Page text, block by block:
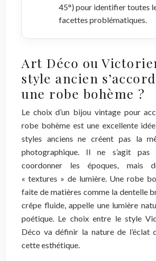
45°) pour identifier toutes
facettes problématiques.
Art Déco ou
style ancien
une robe bohème ?
Le choix d’un bijou vintage pour
robe bohème est une excellente
styles anciens ne créent pas la
photographique. Il ne s’agit pas
coordonner les époques, mais
« textures » de lumière. Une robe
faite de matières comme la dentelle
crêpe fluide, appelle une lumière
poétique. Le choix entre le style
Déco va définir la nature de l’éclat
cette esthétique.